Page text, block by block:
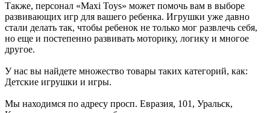
Также, персонал «Maxi Toys» может помочь вам в выборе
развивающих игр для вашего ребенка. Игрушки уже давно
стали делать так, чтобы ребенок не только мог развлечь себя,
но еще и постепенно развивать моторику, логику и многое
другое.
У нас вы найдете множество товары таких категорий, как:
Детские игрушки и игры.
Мы находимся по адресу просп. Евразия, 101, Уральск,